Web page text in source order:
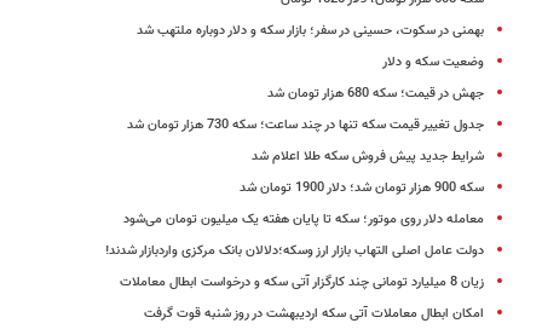
بهمنی در سکوت، حسینی در سفر؛ بازار سکه و دلار دوباره ملتهب شد
وضعیت سکه و دلار
جهش در قیمت؛ سکه 680 هزار تومان شد
جدول تغییر قیمت سکه تنها در چند ساعت؛ سکه 730 هزار تومان شد
شرایط جدید پیش فروش سکه طلا اعلام شد
سکه 900 هزار تومان شد؛ دلار 1900 تومان شد
معامله دلار روی موتور؛ سکه تا پایان هفته یک میلیون تومان می‌شود
دولت عامل اصلی التهاب بازار ارز وسکه؛دلالان بانک مرکزی واردبازار شدند!
زیان 8 میلیارد تومانی چند کارگزار آتی سکه و درخواست ابطال معاملات
امکان ابطال معاملات آتی سکه اردیبهشت در روز شنبه قوت گرفت